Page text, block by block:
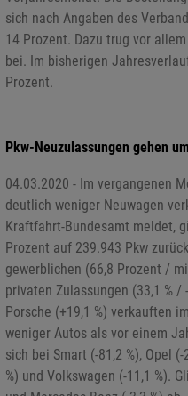
sich nach Angaben des
14 Prozent. Dazu trug vor
bei. Im bisherigen
Prozent.
Pkw-Neuzulassungen gehen
04.03.2020 - Im vergangenen
deutlich weniger Neuwagen
Kraftfahrt-Bundesamt meldet,
Prozent auf 239.943 Pkw
gewerblichen (66,8 Prozent /
privaten Zulassungen (33,1 % /
Porsche (+19,1 %) verkauften
weniger Autos als vor einem
sich bei Smart (-81,2 %), Opel
%) und Volkswagen (-11,1 %).